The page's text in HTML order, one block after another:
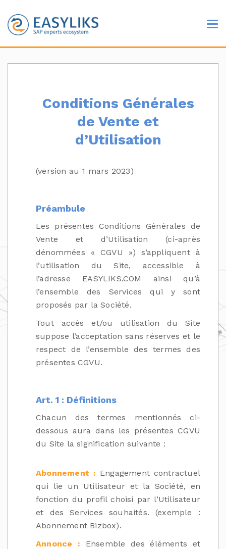
Conditions Générales
de Vente et
d’Utilisation
(version au 1 mars 2023)
Préambule
Les présentes Conditions Générales de
Vente et d’Utilisation (ci-après
dénommées « CGVU ») s’appliquent à
l’utilisation du Site, accessible à
l’adresse EASYLIKS.COM ainsi qu’à
l’ensemble des Services qui y sont
proposés par la Société.
Tout accès et/ou utilisation du Site
suppose l’acceptation sans réserves et le
respect de l’ensemble des termes des
présentes CGVU.
Art. 1 : Définitions
Chacun des termes mentionnés ci-
dessous aura dans les présentes CGVU
du Site la signification suivante :
Abonnement : Engagement contractuel
qui lie un Utilisateur et la Société, en
fonction du profil choisi par l’Utilisateur
et des Services souhaités. (exemple :
Abonnement Bizbox).
Annonce : Ensemble des éléments et